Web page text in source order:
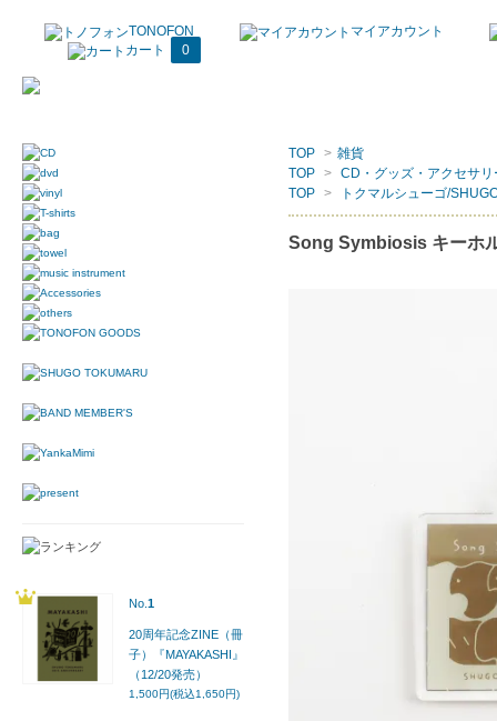
TONOFON
マイアカウント
カート
0
TOP > 雑貨
TOP > CD・グッズ・アクセサリ
TOP > トクマルシューゴ/
Song Symbiosis キーホ
No. 1
20周年記念ZINE（冊
子）『MAYAKASHI』
（12/20発売）
1,500円(税込1,650円)